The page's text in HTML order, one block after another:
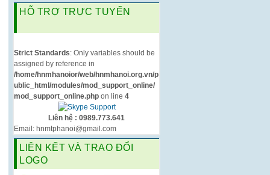
HỖ TRỢ TRỰC TUYẾN
Strict Standards: Only variables should be
assigned by reference in
/home/hnmhanoior/web/hnmhanoi.org.vn/p
ublic_html/modules/mod_support_online/
mod_support_online.php on line 4
Liên hệ : 0989.773.641
Email: hnmtphanoi@gmail.com
LIÊN KẾT VÀ TRAO ĐỔI
LOGO